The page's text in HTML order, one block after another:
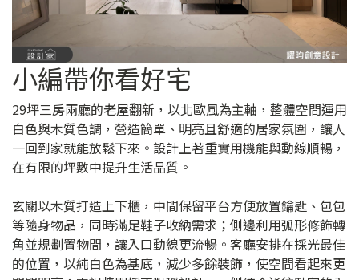
小編帶你看好宅
29坪三房兩廳的老屋翻新，以北歐風為主軸，整體空間運用
白色與木質色調，營造簡單、明亮且舒適的居家氛圍，讓人
一回到家就能放鬆下來。設計上著重實用機能與動線順暢，
在有限的坪數中提升生活品質。
玄關以木質打造上下櫃，中間保留平台方便放置鑰匙、包包
等隨身物品，同時滿足鞋子收納需求；側邊利用弧形修飾轉
角並規劃置物間，讓入口動線更流暢。客廳安排在採光最佳
的位置，以純白色為基底，減少多餘裝飾，使空間看起來更